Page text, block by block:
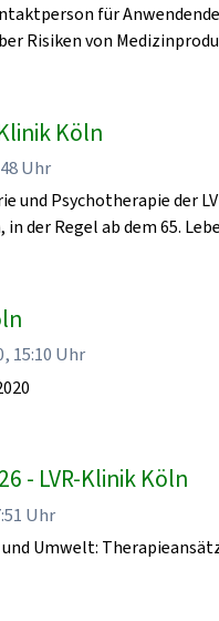
für
Risiken von
Köln
Uhr
und Psychotherapie der
der Regel ab dem 65.
15:10 Uhr
- LVR-Klinik Köln
Uhr
Umwelt: